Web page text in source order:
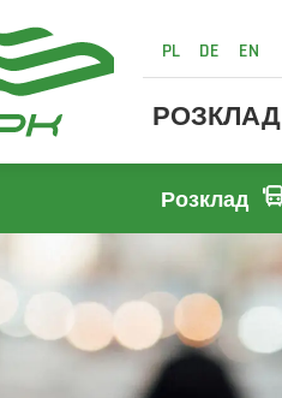
PL DE EN
РОЗКЛАД
Розклад